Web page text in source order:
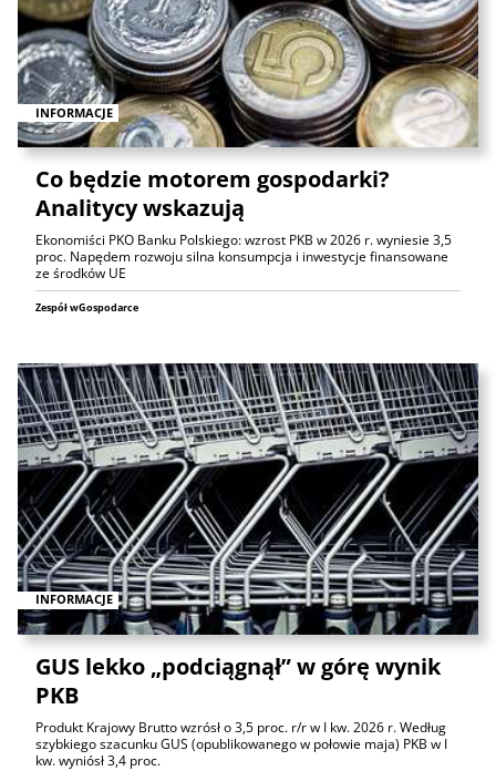
INFORMACJE
Co będzie motorem gospodarki?
Analitycy wskazują
Ekonomiści PKO Banku Polskiego: wzrost PKB w 2026 r. wyniesie 3,5
proc. Napędem rozwoju silna konsumpcja i inwestycje finansowane
ze środków UE
Zespół wGospodarce
INFORMACJE
GUS lekko „podciągnął” w górę wynik
PKB
Produkt Krajowy Brutto wzrósł o 3,5 proc. r/r w I kw. 2026 r. Według
szybkiego szacunku GUS (opublikowanego w połowie maja) PKB w I
kw. wyniósł 3,4 proc.